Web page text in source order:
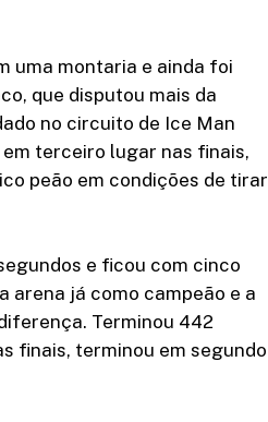
uma montaria e ainda foi
que disputou mais da
no circuito de Ice Man
terceiro lugar nas finais,
peão em condições de tirar
e ficou com cinco
arena já como campeão e a
Terminou 442
finais, terminou em segundo